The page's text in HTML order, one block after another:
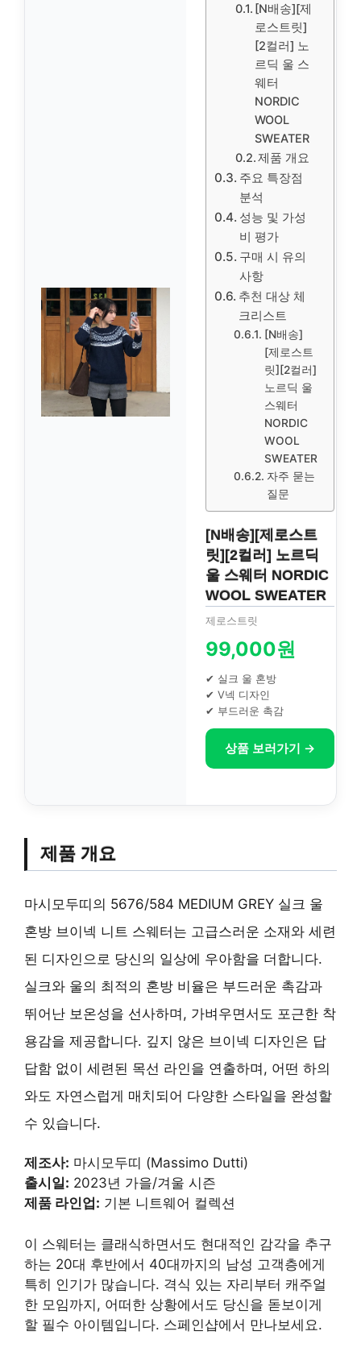
[N배송][제
로스트릿]
[2컬러] 노
르딕 울 스
웨터
NORDIC
WOOL
SWEATER
제품 개요
주요 특장점
분석
성능 및 가성
비 평가
구매 시 유의
사항
추천 대상 체
크리스트
[N배송]
[제로스트
릿][2컬러]
노르딕 울
스웨터
NORDIC
WOOL
SWEATER
자주 묻는
질문
[N배송][제로스트
릿][2컬러] 노르딕
울 스웨터 NORDIC
WOOL SWEATER
제로스트릿
99,000원
✔ 실크 울 혼방
✔ V넥 디자인
✔ 부드러운 촉감
상품 보러가기 →
제품 개요
마시모두띠의 5676/584 MEDIUM GREY 실크 울
혼방 브이넥 니트 스웨터는 고급스러운 소재와 세련
된 디자인으로 당신의 일상에 우아함을 더합니다.
실크와 울의 최적의 혼방 비율은 부드러운 촉감과
뛰어난 보온성을 선사하며, 가벼우면서도 포근한 착
용감을 제공합니다. 깊지 않은 브이넥 디자인은 답
답함 없이 세련된 목선 라인을 연출하며, 어떤 하의
와도 자연스럽게 매치되어 다양한 스타일을 완성할
수 있습니다.
제조사: 마시모두띠 (Massimo Dutti)
출시일: 2023년 가을/겨울 시즌
제품 라인업: 기본 니트웨어 컬렉션
이 스웨터는 클래식하면서도 현대적인 감각을 추구
하는 20대 후반에서 40대까지의 남성 고객층에게
특히 인기가 많습니다. 격식 있는 자리부터 캐주얼
한 모임까지, 어떠한 상황에서도 당신을 돋보이게
할 필수 아이템입니다. 스페인샵에서 만나보세요.